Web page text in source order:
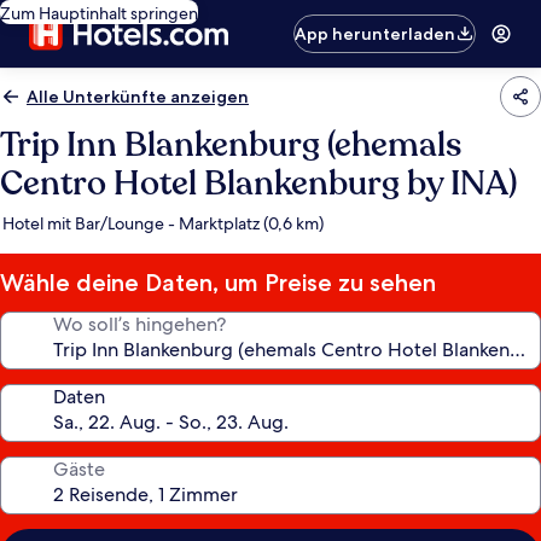
Zum Hauptinhalt springen
App herunterladen
Alle Unterkünfte anzeigen
Trip Inn Blankenburg (ehemals
Centro Hotel Blankenburg by INA)
Hotel mit Bar/Lounge - Marktplatz (0,6 km)
Wähle deine Daten, um Preise zu sehen
Wo soll’s hingehen?
Daten
Gäste